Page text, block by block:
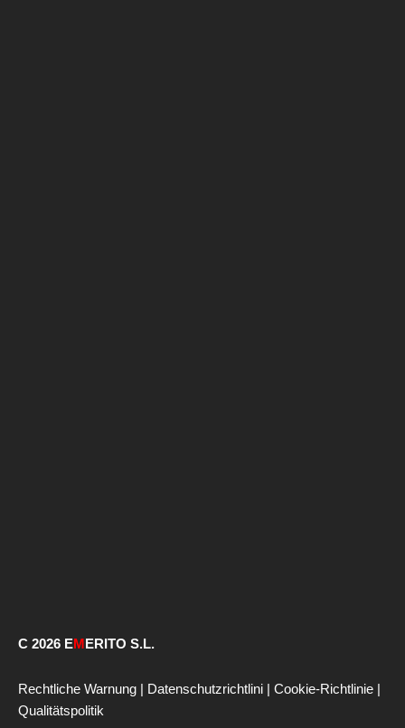
C 2026 EMERITO S.L.
Rechtliche Warnung | Datenschutzrichtlini | Cookie-Richtlinie |
Qualitätspolitik